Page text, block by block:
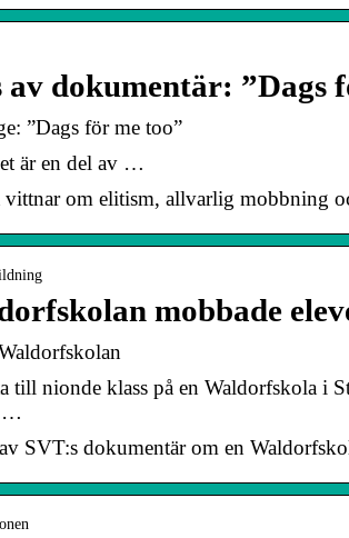
dokumentär: ”Dags
”Dags för me too”
är en del av …
om elitism, allvarlig mobbning
mobbade
nionde klass på en Waldorfskola i
…
SVT:s dokumentär om en